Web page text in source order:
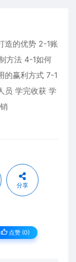
造的优势 2-1账
方法 4-1如何
的赢利方式 7-1
员 学完收获 学
分享
点赞 (0)